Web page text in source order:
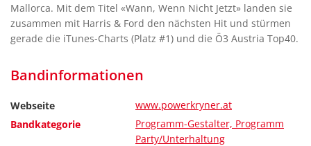
Mallorca. Mit dem Titel «Wann, Wenn Nicht Jetzt» landen sie
zusammen mit Harris & Ford den nächsten Hit und stürmen
gerade die iTunes-Charts (Platz #1) und die Ö3 Austria Top40.
Bandinformationen
Webseite
www.powerkryner.at
Bandkategorie
Programm-Gestalter, Programm
Party/Unterhaltung